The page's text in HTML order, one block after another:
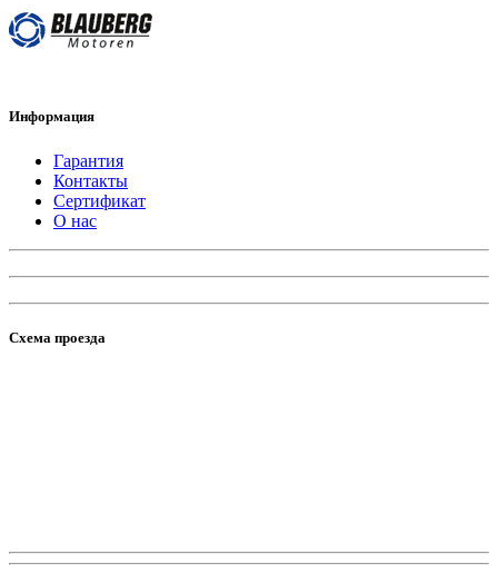
Информация
Гарантия
Контакты
Сертификат
О нас
Схема проезда